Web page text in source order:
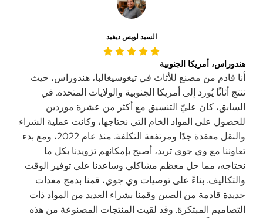
السيد لويس ديفيد
هندوراس، أمريكا الجنوبية
أنا قادم من مصنع للأثاث في تيغوسيغالبا، هندوراس، حيث
ننتج أثاثًا يُورد إلى أمريكا الجنوبية والولايات المتحدة. في
السابق، كان عليّ التنسيق مع أكثر من عشرة موردين
للحصول على المواد الخام التي نحتاجها، وكانت عملية الشراء
والنقل معقدة جدًا ومرتفعة التكلفة. منذ عام 2022، ومع بدء
تعاوننا مع وي جوي تريد، أصبح بإمكانهم تزويدنا بكل ما
نحتاجه، مما حل معظم مشاكلي وساعدنا على توفير الوقت
والتكاليف. بناءً على توصيات وي جوي، قمنا بدمج معدات
جديدة قادمة من الصين وقمنا بشراء العديد من المواد ذات
التصاميم المبتكرة. وقد لقيت المنتجات المصنوعة من هذه